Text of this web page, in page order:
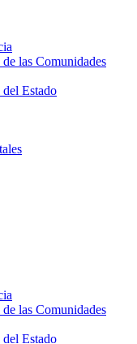
las Comunidades
Estado
las Comunidades
Estado